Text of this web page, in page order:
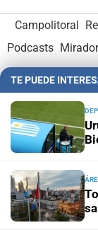
Campolitoral
Podcasts
Hemeroteca
Administración
TE PUEDE